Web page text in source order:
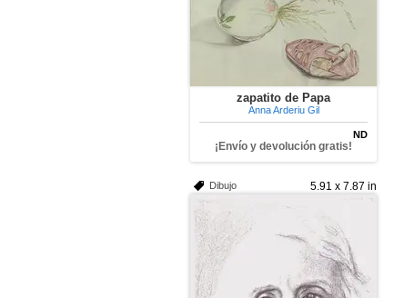
zapatito de Papa
Anna Arderiu Gil
ND
¡Envío y devolución gratis!
5.91 x 7.87 in
Dibujo